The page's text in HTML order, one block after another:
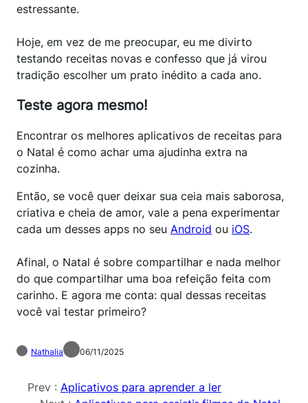
estressante.
Hoje, em vez de me preocupar, eu me divirto
testando receitas novas e confesso que já virou
tradição escolher um prato inédito a cada ano.
Teste agora mesmo!
Encontrar os melhores aplicativos de receitas para
o Natal é como achar uma ajudinha extra na
cozinha.
Então, se você quer deixar sua ceia mais saborosa,
criativa e cheia de amor, vale a pena experimentar
cada um desses apps no seu Android ou iOS.
Afinal, o Natal é sobre compartilhar e nada melhor
do que compartilhar uma boa refeição feita com
carinho. E agora me conta: qual dessas receitas
você vai testar primeiro?
Nathalia 06/11/2025
Prev : Aplicativos para aprender a ler